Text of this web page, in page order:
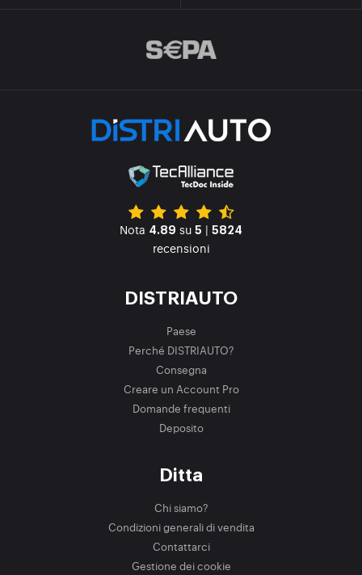
Nota 4.89 su 5 | 5824
recensioni
DISTRIAUTO
Paese
Perché DISTRIAUTO?
Consegna
Creare un Account Pro
Domande frequenti
Deposito
Ditta
Chi siamo?
Condizioni generali di vendita
Contattarci
Gestione dei cookie